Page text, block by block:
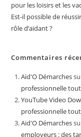
pour les loisirs et les
Est-il possible de
rôle d’aidant ?
Commentaires
Aid'O Démarches
professionnelle
YouTube Video
professionnelle
Aid'O Démarches
employeurs : des